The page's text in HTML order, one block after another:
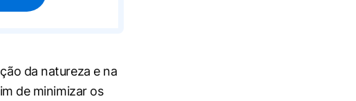
da natureza e na
de minimizar os